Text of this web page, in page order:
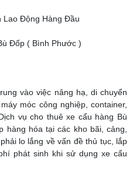
Lao Động Hàng Đầu
Đốp ( Bình Phước )
vào việc nâng hạ, di chuyển
móc công nghiệp, container,
vụ cho thuê xe cẩu hàng Bù
hàng hóa tại các kho bãi, cảng,
lo lắng về vấn đề thủ tục, lắp
phát sinh khi sử dụng xe cẩu